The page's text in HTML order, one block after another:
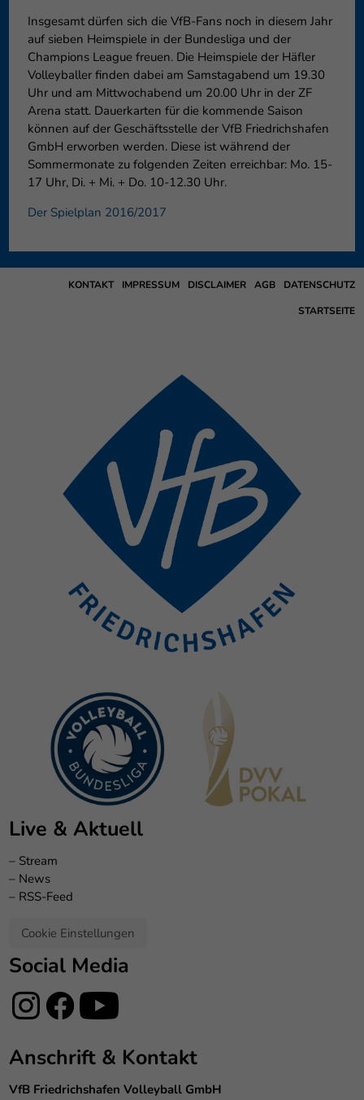
Insgesamt dürfen sich die VfB-Fans noch in diesem Jahr
auf sieben Heimspiele in der Bundesliga und der
Champions League freuen. Die Heimspiele der Häfler
Volleyballer finden dabei am Samstagabend um 19.30
Uhr und am Mittwochabend um 20.00 Uhr in der ZF
Arena statt. Dauerkarten für die kommende Saison
können auf der Geschäftsstelle der VfB Friedrichshafen
GmbH erworben werden. Diese ist während der
Sommermonate zu folgenden Zeiten erreichbar: Mo. 15-
17 Uhr, Di. + Mi. + Do. 10-12.30 Uhr.
Der Spielplan 2016/2017
DATENSCHUTZ
AGB
DISCLAIMER
IMPRESSUM
KONTAKT
STARTSEITE
Live & Aktuell
– Stream
– News
– RSS-Feed
Cookie Einstellungen
Social Media
Anschrift & Kontakt
VfB Friedrichshafen Volleyball GmbH